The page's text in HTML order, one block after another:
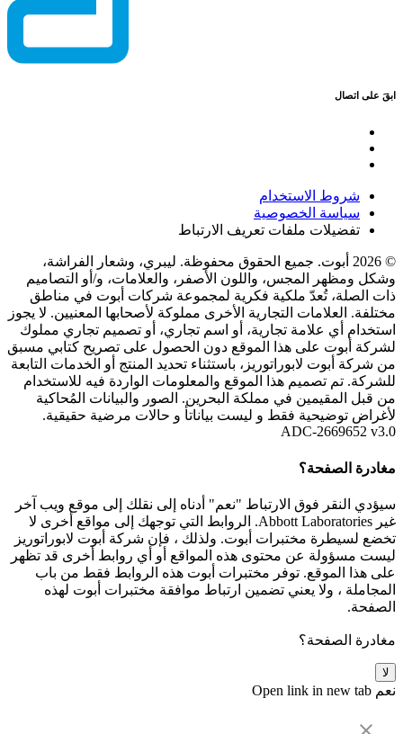
ابقَ على اتصال
شروط الاستخدام
سياسة الخصوصية
تفضيلات ملفات تعريف الارتباط
© 2026 أبوت. جميع الحقوق محفوظة. ليبري، وشعار الفراشة،
وشكل ومظهر المجس، واللون الأصفر، والعلامات، و/أو التصاميم
ذات الصلة، تُعدّ ملكية فكرية لمجموعة شركات أبوت في مناطق
مختلفة. العلامات التجارية الأخرى مملوكة لأصحابها المعنيين. لا يجوز
استخدام أي علامة تجارية، أو اسم تجاري، أو تصميم تجاري مملوك
لشركة أبوت على هذا الموقع دون الحصول على تصريح كتابي مسبق
من شركة أبوت لابوراتوريز، باستثناء تحديد المنتج أو الخدمات التابعة
للشركة. تم تصميم هذا الموقع والمعلومات الواردة فيه للاستخدام
من قبل المقيمين في مملكة البحرين. الصور والبيانات المُحاكية
لأغراض توضيحية فقط و ليست بياناتأ و حالات مرضية حقيقية.
ADC-2669652 v3.0
مغادرة الصفحة؟
سيؤدي النقر فوق الارتباط "نعم" أدناه إلى نقلك إلى موقع ويب آخر
غير Abbott Laboratories. الروابط التي توجهك إلى مواقع أخرى لا
تخضع لسيطرة مختبرات أبوت. ولذلك ، فإن شركة أبوت لابوراتوريز
ليست مسؤولة عن محتوى هذه المواقع أو أي روابط أخرى قد تظهر
على هذا الموقع. توفر مختبرات أبوت هذه الروابط فقط من باب
المجاملة ، ولا يعني تضمين ارتباط موافقة مختبرات أبوت لهذه
الصفحة.
مغادرة الصفحة؟
لا
نعم Open link in new tab